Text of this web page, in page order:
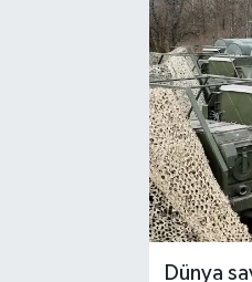
Dünya